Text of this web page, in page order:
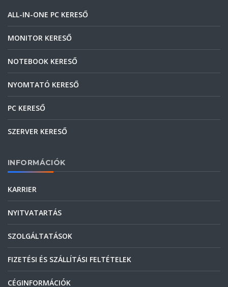
ALL-IN-ONE PC KERESŐ
MONITOR KERESŐ
NOTEBOOK KERESŐ
NYOMTATÓ KERESŐ
PC KERESŐ
SZERVER KERESŐ
INFORMÁCIÓK
KARRIER
NYITVATARTÁS
SZOLGÁLTATÁSOK
FIZETÉSI ÉS SZÁLLÍTÁSI FELTÉTELEK
CÉGINFORMÁCIÓK